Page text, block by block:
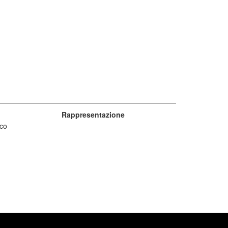
Rappresentazione